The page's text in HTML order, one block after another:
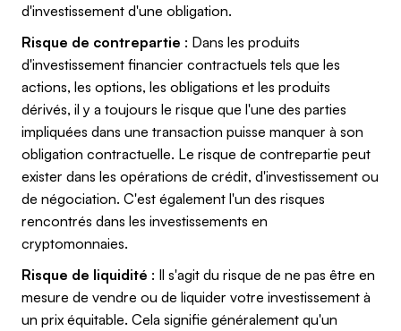
d'investissement d'une obligation.
Risque de contrepartie : Dans les produits
d'investissement financier contractuels tels que les
actions, les options, les obligations et les produits
dérivés, il y a toujours le risque que l'une des parties
impliquées dans une transaction puisse manquer à son
obligation contractuelle. Le risque de contrepartie peut
exister dans les opérations de crédit, d'investissement ou
de négociation. C'est également l'un des risques
rencontrés dans les investissements en
cryptomonnaies.
Risque de liquidité : Il s'agit du risque de ne pas être en
mesure de vendre ou de liquider votre investissement à
un prix équitable. Cela signifie généralement qu'un